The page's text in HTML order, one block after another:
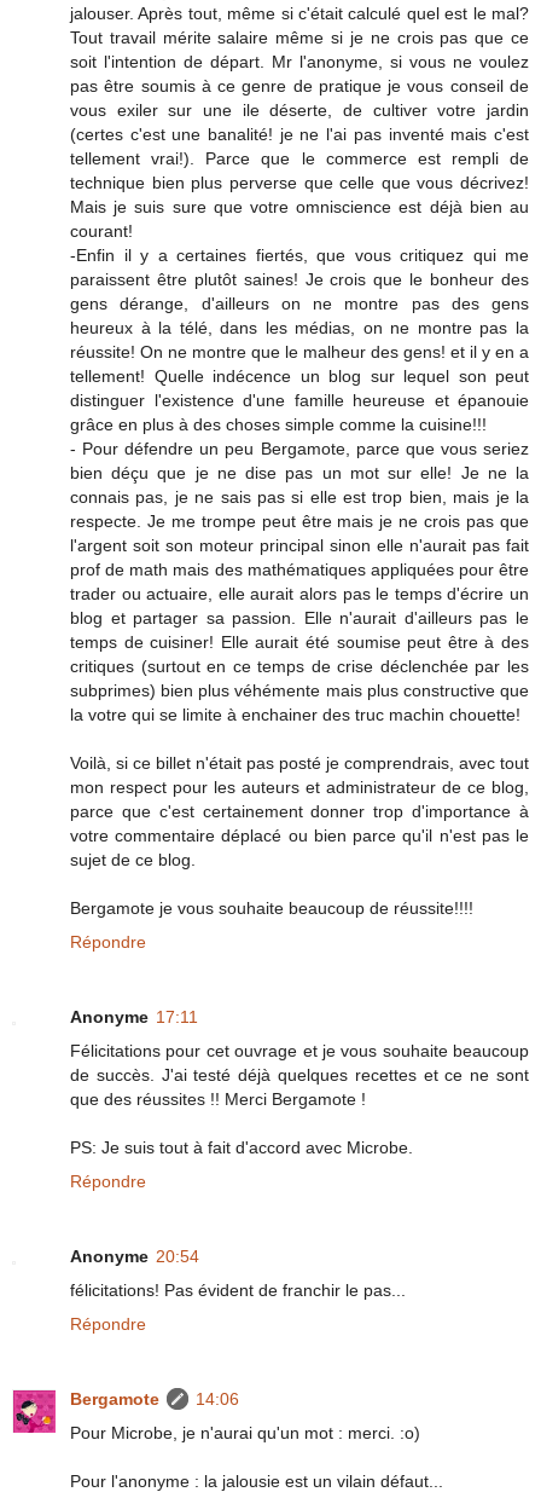
jalouser. Après tout, même si c'était calculé quel est le mal?
Tout travail mérite salaire même si je ne crois pas que ce
soit l'intention de départ. Mr l'anonyme, si vous ne voulez
pas être soumis à ce genre de pratique je vous conseil de
vous exiler sur une ile déserte, de cultiver votre jardin
(certes c'est une banalité! je ne l'ai pas inventé mais c'est
tellement vrai!). Parce que le commerce est rempli de
technique bien plus perverse que celle que vous décrivez!
Mais je suis sure que votre omniscience est déjà bien au
courant!
-Enfin il y a certaines fiertés, que vous critiquez qui me
paraissent être plutôt saines! Je crois que le bonheur des
gens dérange, d'ailleurs on ne montre pas des gens
heureux à la télé, dans les médias, on ne montre pas la
réussite! On ne montre que le malheur des gens! et il y en a
tellement! Quelle indécence un blog sur lequel son peut
distinguer l'existence d'une famille heureuse et épanouie
grâce en plus à des choses simple comme la cuisine!!!
- Pour défendre un peu Bergamote, parce que vous seriez
bien déçu que je ne dise pas un mot sur elle! Je ne la
connais pas, je ne sais pas si elle est trop bien, mais je la
respecte. Je me trompe peut être mais je ne crois pas que
l'argent soit son moteur principal sinon elle n'aurait pas fait
prof de math mais des mathématiques appliquées pour être
trader ou actuaire, elle aurait alors pas le temps d'écrire un
blog et partager sa passion. Elle n'aurait d'ailleurs pas le
temps de cuisiner! Elle aurait été soumise peut être à des
critiques (surtout en ce temps de crise déclenchée par les
subprimes) bien plus véhémente mais plus constructive que
la votre qui se limite à enchainer des truc machin chouette!
Voilà, si ce billet n'était pas posté je comprendrais, avec tout
mon respect pour les auteurs et administrateur de ce blog,
parce que c'est certainement donner trop d'importance à
votre commentaire déplacé ou bien parce qu'il n'est pas le
sujet de ce blog.
Bergamote je vous souhaite beaucoup de réussite!!!!
Répondre
Anonyme 17:11
Félicitations pour cet ouvrage et je vous souhaite beaucoup
de succès. J'ai testé déjà quelques recettes et ce ne sont
que des réussites !! Merci Bergamote !
PS: Je suis tout à fait d'accord avec Microbe.
Répondre
Anonyme 20:54
félicitations! Pas évident de franchir le pas...
Répondre
Bergamote
14:06
Pour Microbe, je n'aurai qu'un mot : merci. :o)
Pour l'anonyme : la jalousie est un vilain défaut...